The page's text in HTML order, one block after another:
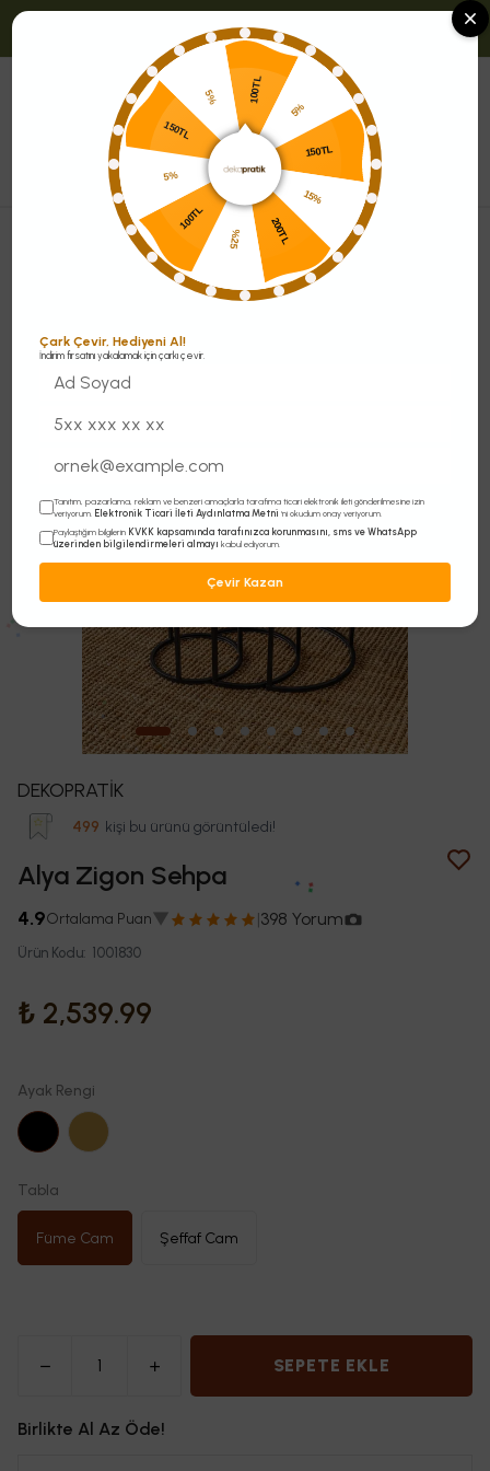
Tüm Ürünlerde Yedek Parça Desteği!
Zigon Alya Zigon Sehpa
DEKOPRATİK
Son 24 saatte35 kişi sepetine ekledi!
Alya Zigon Sehpa
4.9Ortalama Puan▼ |398 Yorum
Ürün Kodu: 1001830
₺ 2,539.99
Ayak Rengi
Tabla
Füme Cam Şeffaf Cam
Birlikte Al Az Öde!
SEPETE EKLE
100TL
5%
150TL
15%
200TL
%25
100TL
5%
150TL
5%
Çark Çevir, Hediyeni Al!
İndirim fırsatını yakalamak için çarkı çevir.
Tanıtım, pazarlama, reklam ve benzeri amaçlarla tarafıma ticari elektronik ileti gönderilmesine izin
veriyorum. Elektronik Ticari İleti Aydınlatma Metni 'ni okudum onay veriyorum.
Paylaştığım bilgilerin KVKK kapsamında tarafınızca korunmasını, sms ve WhatsApp
üzerinden bilgilendirmeleri almayı kabul ediyorum.
Çevir Kazan